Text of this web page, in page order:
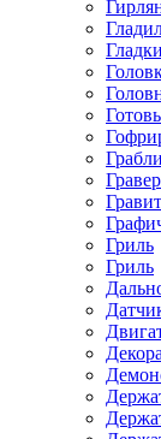
Грабли
Гриль
Гриль